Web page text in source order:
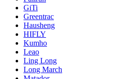
GiTi
Greentrac
Hausheng
HIFLY
Kumho
Leao
Ling Long
Long March